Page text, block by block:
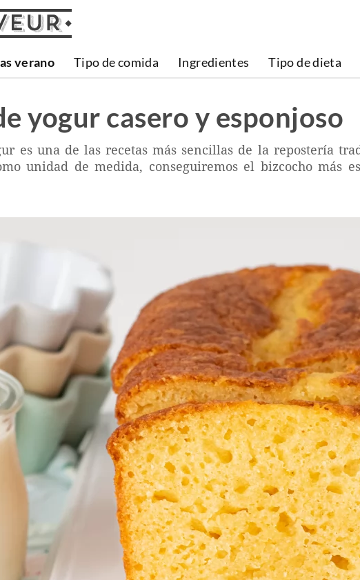
verano Tipo de comida Ingredientes Tipo de dieta
yogur casero y esponjoso
es una de las recetas más sencillas de la repostería
unidad de medida, conseguiremos el bizcocho más